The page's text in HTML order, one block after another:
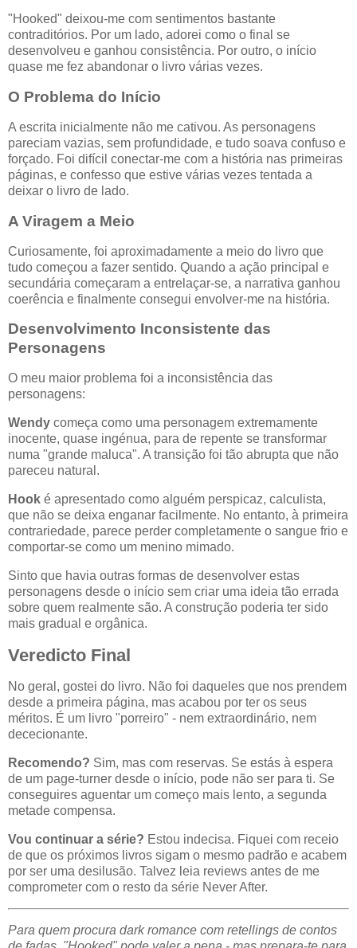
"Hooked" deixou-me com sentimentos bastante
contraditórios. Por um lado, adorei como o final se
desenvolveu e ganhou consistência. Por outro, o início
quase me fez abandonar o livro várias vezes.
O Problema do Início
A escrita inicialmente não me cativou. As personagens
pareciam vazias, sem profundidade, e tudo soava confuso e
forçado. Foi difícil conectar-me com a história nas primeiras
páginas, e confesso que estive várias vezes tentada a
deixar o livro de lado.
A Viragem a Meio
Curiosamente, foi aproximadamente a meio do livro que
tudo começou a fazer sentido. Quando a ação principal e
secundária começaram a entrelaçar-se, a narrativa ganhou
coerência e finalmente consegui envolver-me na história.
Desenvolvimento Inconsistente das
Personagens
O meu maior problema foi a inconsistência das
personagens:
Wendy começa como uma personagem extremamente
inocente, quase ingénua, para de repente se transformar
numa "grande maluca". A transição foi tão abrupta que não
pareceu natural.
Hook é apresentado como alguém perspicaz, calculista,
que não se deixa enganar facilmente. No entanto, à primeira
contrariedade, parece perder completamente o sangue frio e
comportar-se como um menino mimado.
Sinto que havia outras formas de desenvolver estas
personagens desde o início sem criar uma ideia tão errada
sobre quem realmente são. A construção poderia ter sido
mais gradual e orgânica.
Veredicto Final
No geral, gostei do livro. Não foi daqueles que nos prendem
desde a primeira página, mas acabou por ter os seus
méritos. É um livro "porreiro" - nem extraordinário, nem
dececionante.
Recomendo? Sim, mas com reservas. Se estás à espera
de um page-turner desde o início, pode não ser para ti. Se
conseguires aguentar um começo mais lento, a segunda
metade compensa.
Vou continuar a série? Estou indecisa. Fiquei com receio
de que os próximos livros sigam o mesmo padrão e acabem
por ser uma desilusão. Talvez leia reviews antes de me
comprometer com o resto da série Never After.
Para quem procura dark romance com retellings de contos